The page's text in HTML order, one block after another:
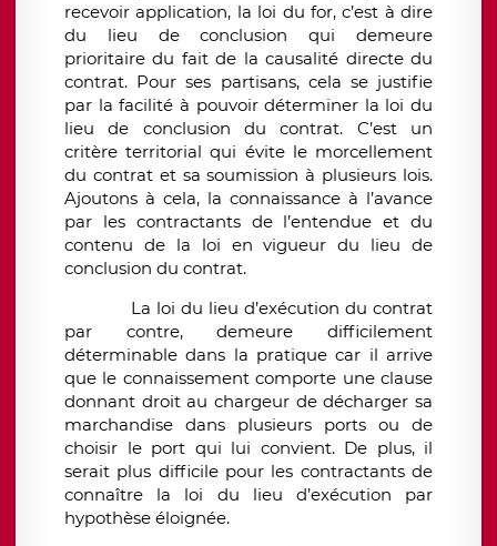
recevoir application, la loi du for, c’est à dire
du lieu de conclusion qui demeure
prioritaire du fait de la causalité directe du
contrat. Pour ses partisans, cela se justifie
par la facilité à pouvoir déterminer la loi du
lieu de conclusion du contrat. C’est un
critère territorial qui évite le morcellement
du contrat et sa soumission à plusieurs lois.
Ajoutons à cela, la connaissance à l’avance
par les contractants de l’entendue et du
contenu de la loi en vigueur du lieu de
conclusion du contrat.
La loi du lieu d’exécution du contrat
par contre, demeure difficilement
déterminable dans la pratique car il arrive
que le connaissement comporte une clause
donnant droit au chargeur de décharger sa
marchandise dans plusieurs ports ou de
choisir le port qui lui convient. De plus, il
serait plus difficile pour les contractants de
connaître la loi du lieu d’exécution par
hypothèse éloignée.